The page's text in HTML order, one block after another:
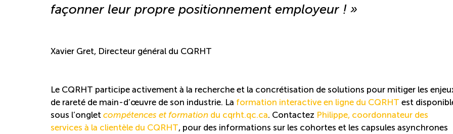
façonner leur propre positionnement employeur ! »
Xavier Gret, Directeur général du CQRHT
Le CQRHT participe activement à la recherche et la concrétisation de solutions pour mitiger les
de rareté de main-d’œuvre de son industrie. La formation interactive en ligne du CQRHT est
sous l’onglet compétences et formation du cqrht.qc.ca. Contactez Philippe, coordonnateur des
services à la clientèle du CQRHT, pour des informations sur les cohortes et les capsules asynchrones